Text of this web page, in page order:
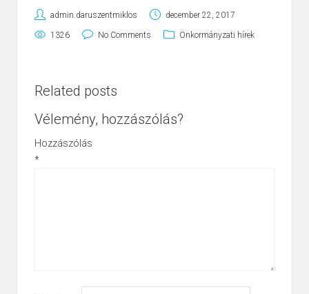
admin.daruszentmiklos december 22, 2017
1326 No Comments Önkormányzati hírek
Related posts
Vélemény, hozzászólás?
Hozzászólás
*